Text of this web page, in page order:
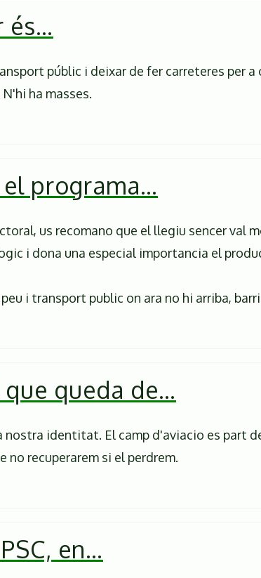
és…
públic i deixar de fer carreteres per
ha masses.
el programa…
us recomano que el llegiu sencer val
i dona una especial importancia el
i transport public on ara no hi arriba,
queda de…
nostra identitat. El camp d'aviacio es part
no recuperarem si el perdrem.
en…